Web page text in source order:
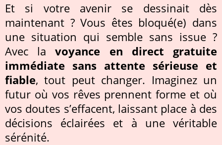
Et si votre avenir se dessinait dès
maintenant ? Vous êtes bloqué(e) dans
une situation qui semble sans issue ?
Avec lavoyance en direct gratuite
immédiate sans attente sérieuse et
fiable, tout peut changer. Imaginez un
futur où vos rêves prennent forme et où
vos doutes s’effacent, laissant place à des
décisions éclairées et à une véritable
sérénité.